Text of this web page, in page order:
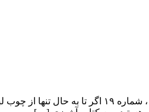
استفاده از چوب لباسی در هنگام آشپزی